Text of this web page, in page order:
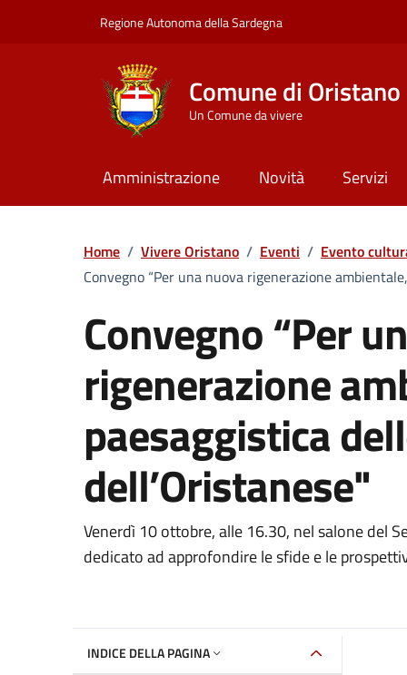
Regione Autonoma della Sardegna
Comune di Oristano
Un Comune da vivere
Amministrazione Novità Servizi
Home / Vivere Oristano / Eventi / Evento
Convegno “Per una nuova rigenerazione
Convegno “Per
rigenerazione
paesaggistica
dell’Oristanese"
Dettaglio
Venerdì 10 ottobre, alle 16.30, nel salone del
dedicato ad approfondire le sfide e le
INDICE DELLA PAGINA